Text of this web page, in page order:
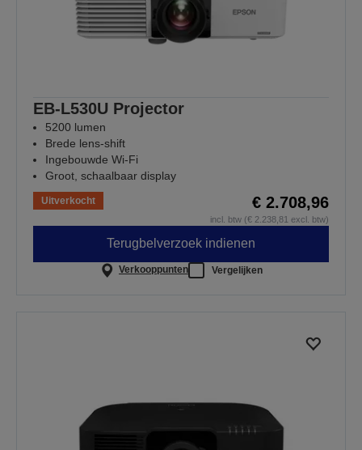
EB-L530U Projector
5200 lumen
Brede lens-shift
Ingebouwde Wi-Fi
Groot, schaalbaar display
Uitverkocht € 2.708,96
incl. btw (€ 2.238,81 excl. btw)
Terugbelverzoek indienen
Verkooppunten Vergelijken